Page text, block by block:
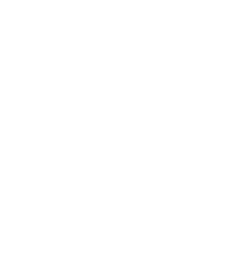
2026
anziane con le vendite porta